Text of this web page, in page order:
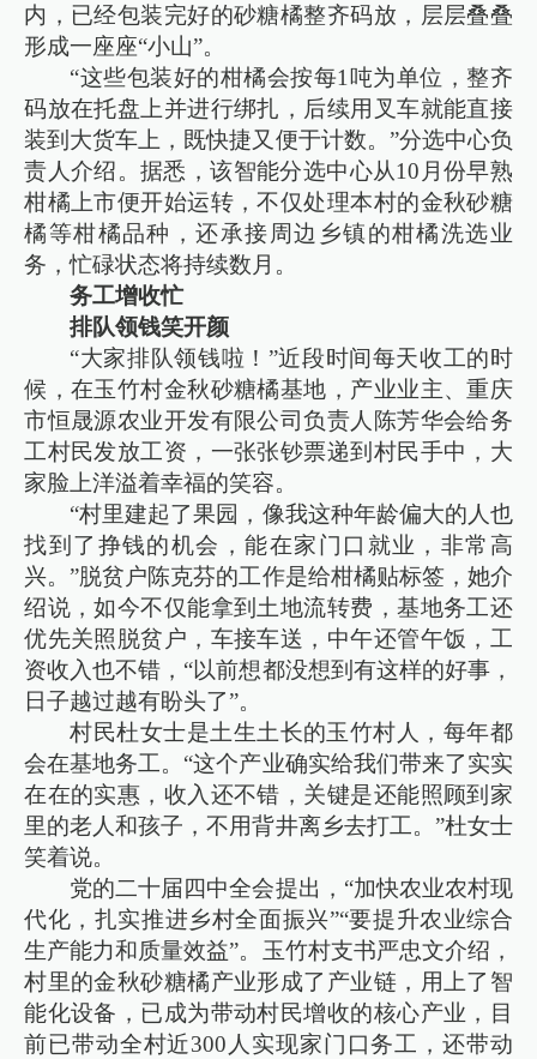
内，已经包装完好的砂糖橘整齐码放，层层叠叠
形成一座座“小山”。
“这些包装好的柑橘会按每1吨为单位，整齐
码放在托盘上并进行绑扎，后续用叉车就能直接
装到大货车上，既快捷又便于计数。”分选中心负
责人介绍。据悉，该智能分选中心从10月份早熟
柑橘上市便开始运转，不仅处理本村的金秋砂糖
橘等柑橘品种，还承接周边乡镇的柑橘洗选业
务，忙碌状态将持续数月。
务工增收忙
排队领钱笑开颜
“大家排队领钱啦！”近段时间每天收工的时
候，在玉竹村金秋砂糖橘基地，产业业主、重庆
市恒晟源农业开发有限公司负责人陈芳华会给务
工村民发放工资，一张张钞票递到村民手中，大
家脸上洋溢着幸福的笑容。
“村里建起了果园，像我这种年龄偏大的人也
找到了挣钱的机会，能在家门口就业，非常高
兴。”脱贫户陈克芬的工作是给柑橘贴标签，她介
绍说，如今不仅能拿到土地流转费，基地务工还
优先关照脱贫户，车接车送，中午还管午饭，工
资收入也不错，“以前想都没想到有这样的好事，
日子越过越有盼头了”。
村民杜女士是土生土长的玉竹村人，每年都
会在基地务工。“这个产业确实给我们带来了实实
在在的实惠，收入还不错，关键是还能照顾到家
里的老人和孩子，不用背井离乡去打工。”杜女士
笑着说。
党的二十届四中全会提出，“加快农业农村现
代化，扎实推进乡村全面振兴”“要提升农业综合
生产能力和质量效益”。玉竹村支书严忠文介绍，
村里的金秋砂糖橘产业形成了产业链，用上了智
能化设备，已成为带动村民增收的核心产业，目
前已带动全村近300人实现家门口务工，还带动